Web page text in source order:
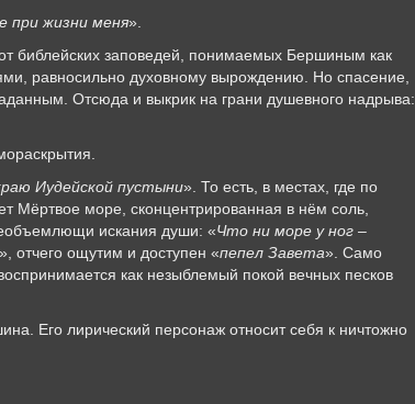
при жизни меня».
библейских заповедей, понимаемых Бершиным как
равносильно духовному вырождению. Но спасение,
Отсюда и выкрик на грани душевного надрыва:
Иудейской пустыни». То есть, в местах, где по
Мёртвое море, сконцентрированная в нём соль,
искания души: «Что ни море у ног –
», отчего ощутим и доступен «пепел Завета». Само
как незыблемый покой вечных песков
Его лирический персонаж относит себя к ничтожно